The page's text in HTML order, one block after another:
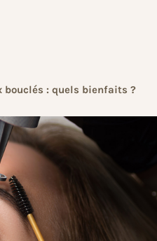
bouclés : quels bienfaits ?